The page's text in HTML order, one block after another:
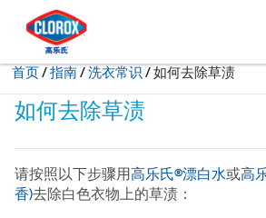
转到主导航栏
转到内容
转到页脚
首页/指南 洗衣常识 当前状态：
如何去除草渍
如何去除草渍
请按照以下步骤用高乐氏®漂白水或高
香)去除白色衣物上的草渍：